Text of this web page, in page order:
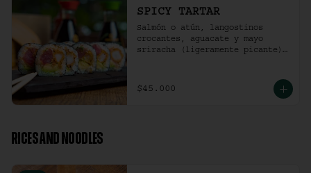
SPICY TARTAR
Salmón o atún, langostinos
crocantes, aguacate y mayo
sriracha (ligeramente picante).
$45.000
RICES AND NOODLES